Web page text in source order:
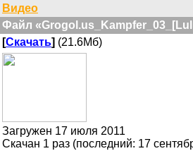
Видео
Файл
[Скачать] (21.6Мб)
Загружен 17 июля 2011
Скачан 1 раз (последний: 17